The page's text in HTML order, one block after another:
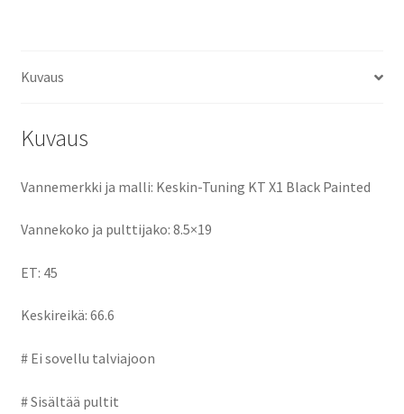
o
Kuvaus
Kuvaus
Vannemerkki ja malli: Keskin-Tuning KT X1 Black Painted
Vannekoko ja pulttijako: 8.5×19
ET: 45
Keskireikä: 66.6
# Ei sovellu talviajoon
# Sisältää pultit